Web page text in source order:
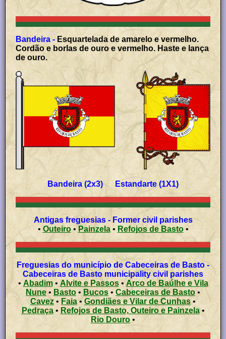
Bandeira - Esquartelada de amarelo e vermelho.
Cordão e borlas de ouro e vermelho. Haste e lança
de ouro.
Bandeira (2x3) Estandarte (1X1)
Antigas freguesias - Former civil parishes
• Outeiro• Painzela• Refojos de Basto•
Freguesias do município de Cabeceiras de Basto -
Cabeceiras de Basto municipality civil parishes
•Abadim• Alvite e Passos•Arco de Baúlhe e Vila
Nune• Basto • Bucos • Cabeceiras de Basto •
Cavez • Faia • Gondiães e Vilar de Cunhas•
Pedraça• Refojos de Basto, Outeiro e Painzela•
Rio Douro•